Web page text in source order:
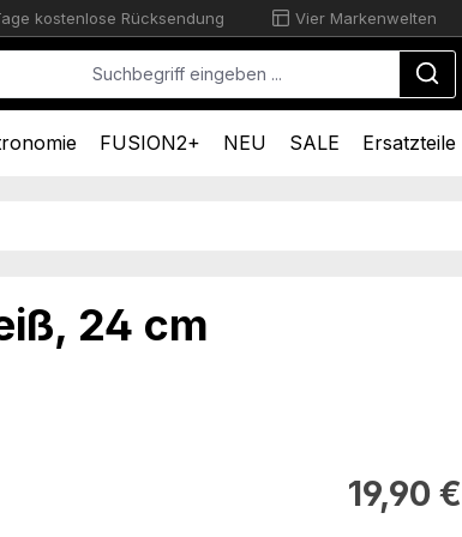
kostenlose Rücksendung Vier Markenwelten
FUSION2+ NEU SALE Ersatzteile
24 cm
Regulärer
19,90 €